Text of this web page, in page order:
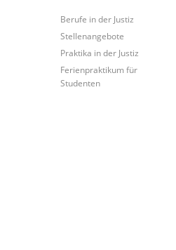
Berufe in der Justiz
Stellenangebote
Praktika in der Justiz
Ferienpraktikum für
Studenten